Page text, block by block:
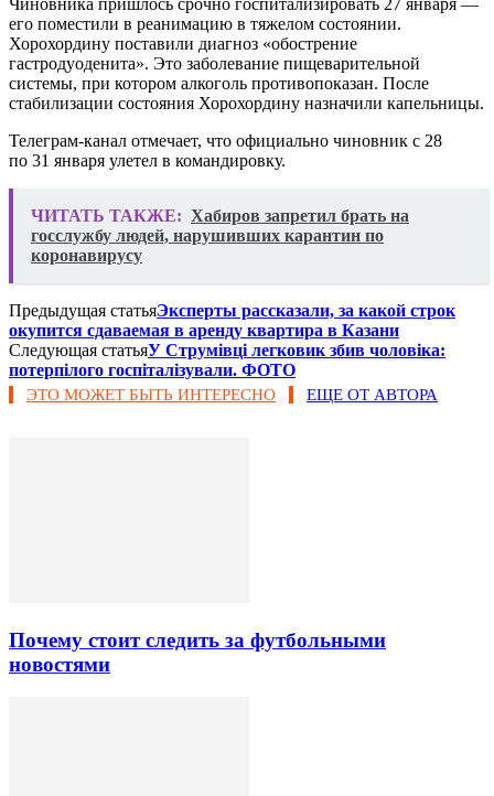
его поместили в реанимацию в тяжелом состоянии.
Хорохордину поставили диагноз «обострение
гастродуоденита». Это заболевание пищеварительной
системы, при котором алкоголь противопоказан. После
стабилизации состояния Хорохордину назначили капельницы.
Телеграм-канал отмечает, что официально чиновник с 28
по 31 января улетел в командировку.
ЧИТАТЬ ТАКЖЕ: Хабиров запретил брать на
госслужбу людей, нарушивших карантин по
коронавирусу
Предыдущая статьяЭксперты рассказали, за какой строк
окупится сдаваемая в аренду квартира в Казани
Следующая статьяУ Струмівці легковик збив чоловіка:
потерпілого госпіталізували. ФОТО
ЭТО МОЖЕТ БЫТЬ ИНТЕРЕСНО ЕЩЕ ОТ АВТОРА
Почему стоит следить за футбольными
новостями